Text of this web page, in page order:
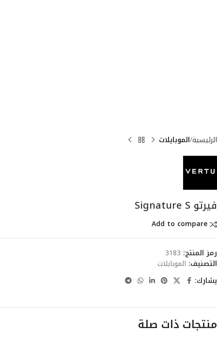
الرئيسية الموبايلات
فيرتو Signature S
Add to compare
رمز المنتج: 3183
التصنيف: الموبايلات
يشارك:
منتجات ذات صلة